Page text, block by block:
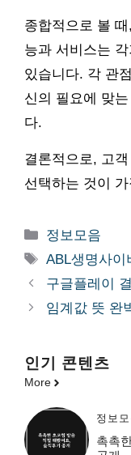
종합적으로 볼
능과 서비스는
있습니다. 각 관
신의 필요에 맞
다.
결론적으로, 고
선택하는 것이
카
테
리
정보모음
태
그
ABL생명사이
구글플레이
임계값 뜻 완
인기 콘텐츠
More
정보
촉촉